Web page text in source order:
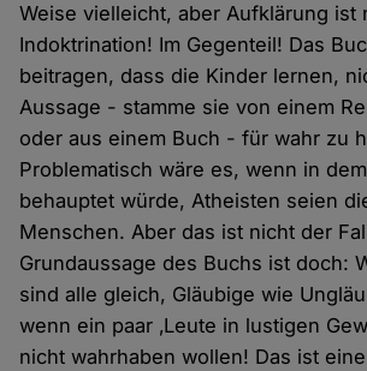
Weise vielleicht, aber Aufklärung ist
Indoktrination! Im Gegenteil! Das
beitragen, dass die Kinder lernen,
Aussage - stamme sie von einem
oder aus einem Buch - für wahr zu
Problematisch wäre es, wenn in
behauptet würde, Atheisten seien
Menschen. Aber das ist nicht der
Grundaussage des Buchs ist doch:
sind alle gleich, Gläubige wie
wenn ein paar ‚Leute in lustigen
nicht wahrhaben wollen! Das ist